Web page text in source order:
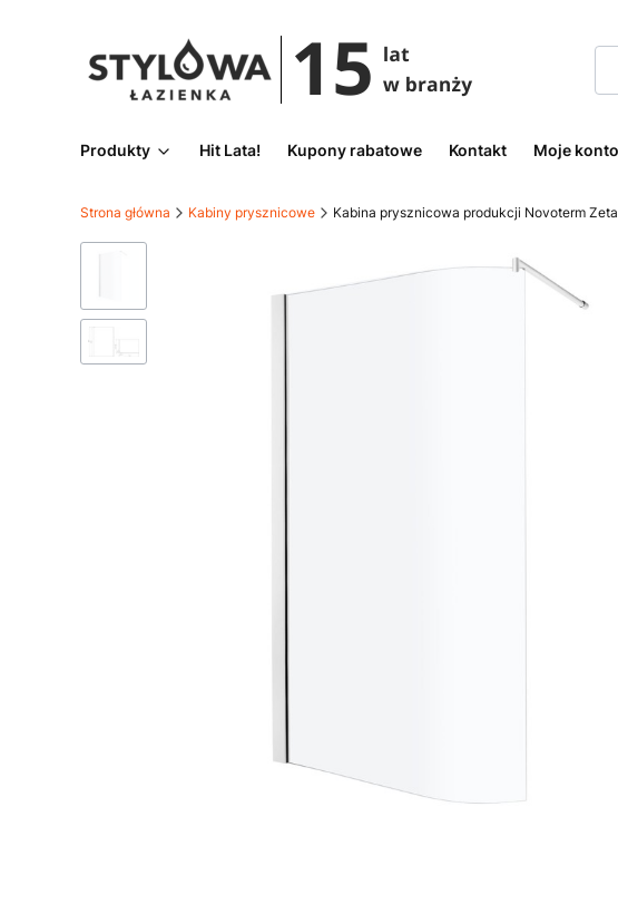
Produkty Hit Lata! Kupony rabatowe Kontakt Moje konto
Strona główna Kabiny prysznicowe Kabina prysznicowa produkcji Novoterm